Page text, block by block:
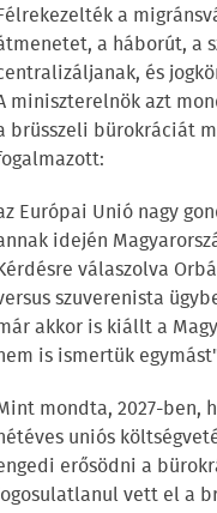
a
a háborút, a
és
miniszterelnök azt
brüsszeli bürokráciát
Európai Unió nagy
idején
válaszolva
szuverenista
akkor is kiállt a
is ismertük
mondta, 2027-ben,
uniós
erősödni a
vett el a